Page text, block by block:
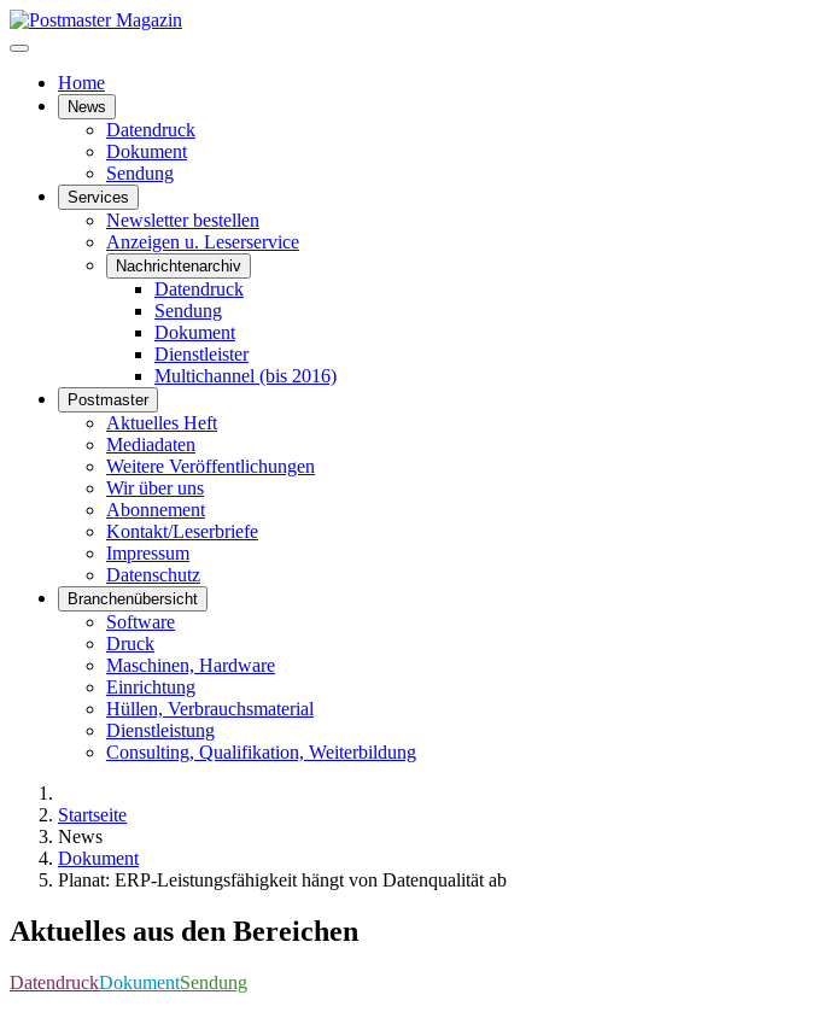
Home
News
Datendruck
Dokument
Sendung
Services
Newsletter bestellen
Anzeigen u. Leserservice
Nachrichtenarchiv
Datendruck
Sendung
Dokument
Dienstleister
Multichannel (bis 2016)
Postmaster
Aktuelles Heft
Mediadaten
Weitere Veröffentlichungen
Wir über uns
Abonnement
Kontakt/Leserbriefe
Impressum
Datenschutz
Branchenübersicht
Software
Druck
Maschinen, Hardware
Einrichtung
Hüllen, Verbrauchsmaterial
Dienstleistung
Consulting, Qualifikation, Weiterbildung
Startseite
News
Dokument
Planat: ERP-Leistungsfähigkeit hängt von Datenqualität ab
Aktuelles aus den Bereichen
DatendruckDokumentSendung